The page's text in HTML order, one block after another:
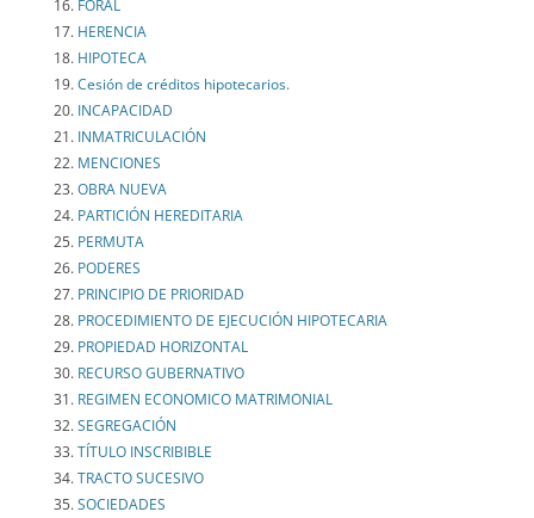
FORAL
HERENCIA
HIPOTECA
Cesión de créditos hipotecarios.
INCAPACIDAD
INMATRICULACIÓN
MENCIONES
OBRA NUEVA
PARTICIÓN HEREDITARIA
PERMUTA
PODERES
PRINCIPIO DE PRIORIDAD
PROCEDIMIENTO DE EJECUCIÓN HIPOTECARIA
PROPIEDAD HORIZONTAL
RECURSO GUBERNATIVO
REGIMEN ECONOMICO MATRIMONIAL
SEGREGACIÓN
TÍTULO INSCRIBIBLE
TRACTO SUCESIVO
SOCIEDADES